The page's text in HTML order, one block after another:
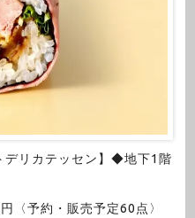
デリカテッセン】◆地下1階
〈予約・販売予定60点〉